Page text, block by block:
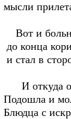
мысли
Вот и
до конца
и стал в
И откуда
Подошла и
Блюдца с